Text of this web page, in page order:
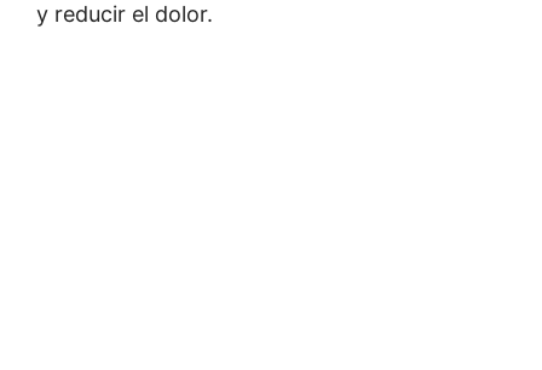
y reducir el dolor.